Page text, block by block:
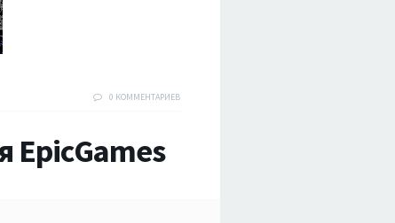
0 КОММЕНТАРИЕВ
EpicGames